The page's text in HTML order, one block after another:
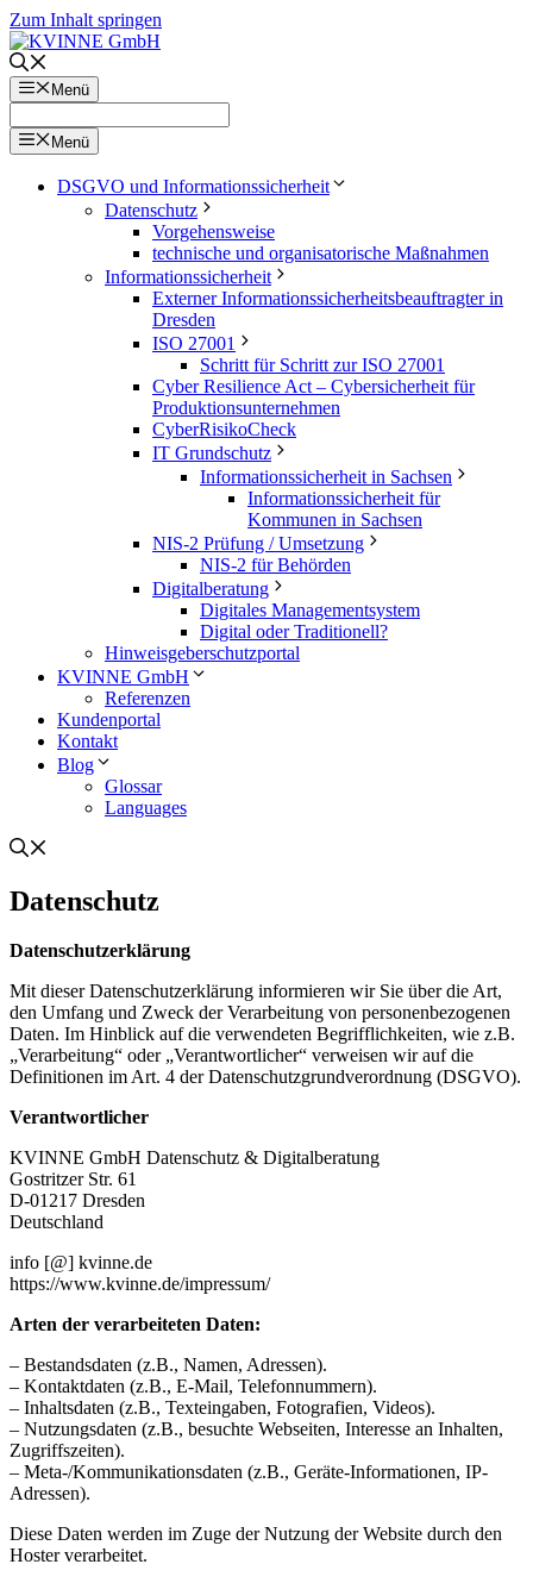
Zum Inhalt springen
Menü
Menü
DSGVO und Informationssicherheit
Datenschutz
Vorgehensweise
technische und organisatorische Maßnahmen
Informationssicherheit
Externer Informationssicherheitsbeauftragter in
Dresden
ISO 27001
Schritt für Schritt zur ISO 27001
Cyber Resilience Act – Cybersicherheit für
Produktionsunternehmen
CyberRisikoCheck
IT Grundschutz
Informationssicherheit in Sachsen
Informationssicherheit für
Kommunen in Sachsen
NIS-2 Prüfung / Umsetzung
NIS-2 für Behörden
Digitalberatung
Digitales Managementsystem
Digital oder Traditionell?
Hinweisgeberschutzportal
KVINNE GmbH
Referenzen
Kundenportal
Kontakt
Blog
Glossar
Languages
Datenschutz
Datenschutzerklärung
Mit dieser Datenschutzerklärung informieren wir Sie über die Art,
den Umfang und Zweck der Verarbeitung von personenbezogenen
Daten. Im Hinblick auf die verwendeten Begrifflichkeiten, wie z.B.
„Verarbeitung“ oder „Verantwortlicher“ verweisen wir auf die
Definitionen im Art. 4 der Datenschutzgrundverordnung (DSGVO).
Verantwortlicher
KVINNE GmbH Datenschutz & Digitalberatung
Gostritzer Str. 61
D-01217 Dresden
Deutschland
info [@] kvinne.de
https://www.kvinne.de/impressum/
Arten der verarbeiteten Daten:
– Bestandsdaten (z.B., Namen, Adressen).
– Kontaktdaten (z.B., E-Mail, Telefonnummern).
– Inhaltsdaten (z.B., Texteingaben, Fotografien, Videos).
– Nutzungsdaten (z.B., besuchte Webseiten, Interesse an Inhalten,
Zugriffszeiten).
– Meta-/Kommunikationsdaten (z.B., Geräte-Informationen, IP-
Adressen).
Diese Daten werden im Zuge der Nutzung der Website durch den
Hoster verarbeitet.